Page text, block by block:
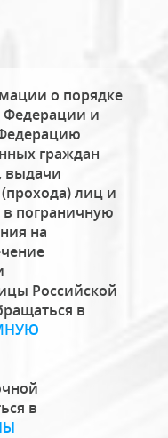
о порядке
Федерации и
граждан
выдачи
лиц и
в пограничную
на
Российской
в
в